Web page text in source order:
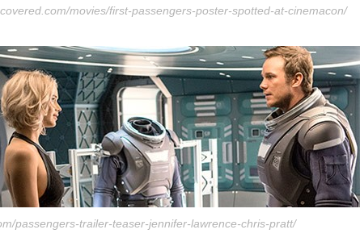
movies/first-passengers-poster-spotted-at-cinemacon/
passengers-trailer-teaser-jennifer-lawrence-chris-pratt/